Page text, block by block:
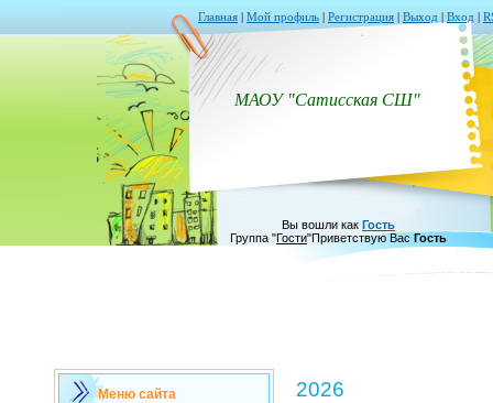
Главная Мой профиль Регистрация Выход Вход
МАОУ "Сатисская СШ"
Вы вошли как Гость
Группа "Гости"Приветствую Вас Гость
Меню сайта 2026